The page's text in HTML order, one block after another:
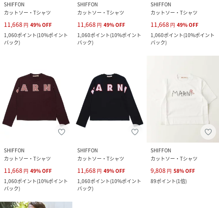
SHIFFON
カットソー・Tシャツ
11,668 円 49%OFF
1,060ポイント(10%ポイント
バック)
SHIFFON
カットソー・Tシャツ
11,668 円 49%OFF
1,060ポイント(10%ポイント
バック)
SHIFFON
カットソー・Tシャツ
11,668 円 49%OFF
1,060ポイント(10%ポイント
バック)
SHIFFON
カットソー・Tシャツ
11,668 円 49%OFF
1,060ポイント(10%ポイント
バック)
SHIFFON
カットソー・Tシャツ
11,668 円 49%OFF
1,060ポイント(10%ポイント
バック)
SHIFFON
カットソー・Tシャツ
9,808 円 58%OFF
89ポイント(1倍)